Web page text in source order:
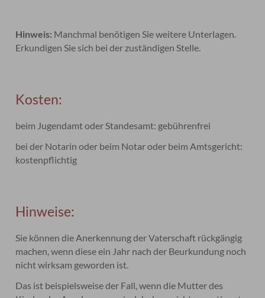
Hinweis: Manchmal benötigen Sie weitere Unterlagen.
Erkundigen Sie sich bei der zuständigen Stelle.
Kosten:
beim Jugendamt oder Standesamt: gebührenfrei
bei der Notarin oder beim Notar oder beim Amtsgericht:
kostenpflichtig
Hinweise:
Sie können die Anerkennung der Vaterschaft rückgängig
machen, wenn diese ein Jahr nach der Beurkundung noch
nicht wirksam geworden ist.
Das ist beispielsweise der Fall, wenn die Mutter des